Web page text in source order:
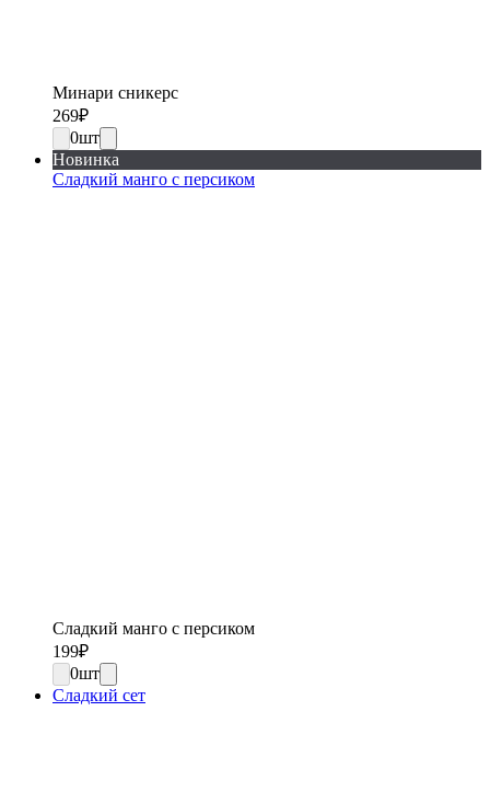
Минари сникерс
269₽
0шт
Новинка
Сладкий манго с персиком
Сладкий манго с персиком
199₽
0шт
Сладкий сет